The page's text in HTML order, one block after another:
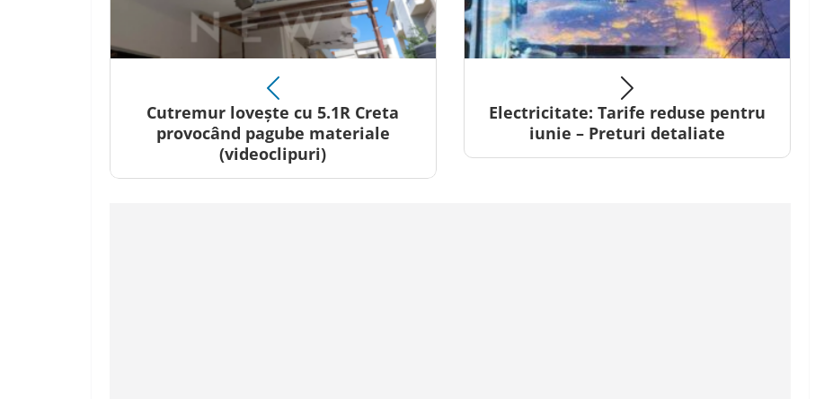
Cutremur lovește cu 5.1R Creta
provocând pagube materiale
(videoclipuri)
Electricitate: Tarife reduse pentru
iunie – Preturi detaliate